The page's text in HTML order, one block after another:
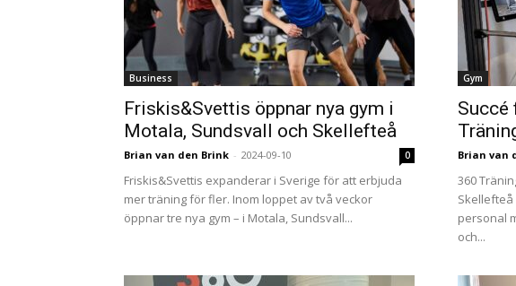
Business
Friskis&Svettis öppnar nya gym i
Motala, Sundsvall och Skellefteå
Brian van den Brink - 2024-09-10 0
Friskis&Svettis expanderar i Sverige för att erbjuda
mer träning för fler. Inom loppet av två veckor
öppnar tre nya gym – i Motala, Sundsvall...
Gym
Succé
Brian van
360
Skellefteå
personal
och...